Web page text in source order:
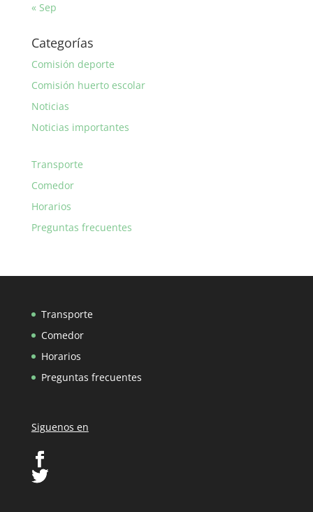
« Sep
Categorías
Comisión deporte
Comisión huerto escolar
Noticias
Noticias importantes
Transporte
Comedor
Horarios
Preguntas frecuentes
Transporte
Comedor
Horarios
Preguntas frecuentes
Siguenos en